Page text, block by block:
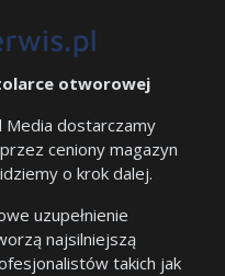
otworowej
Media dostarczamy
ceniony magazyn
o krok dalej.
uzupełnienie
najsilniejszą
takich jak